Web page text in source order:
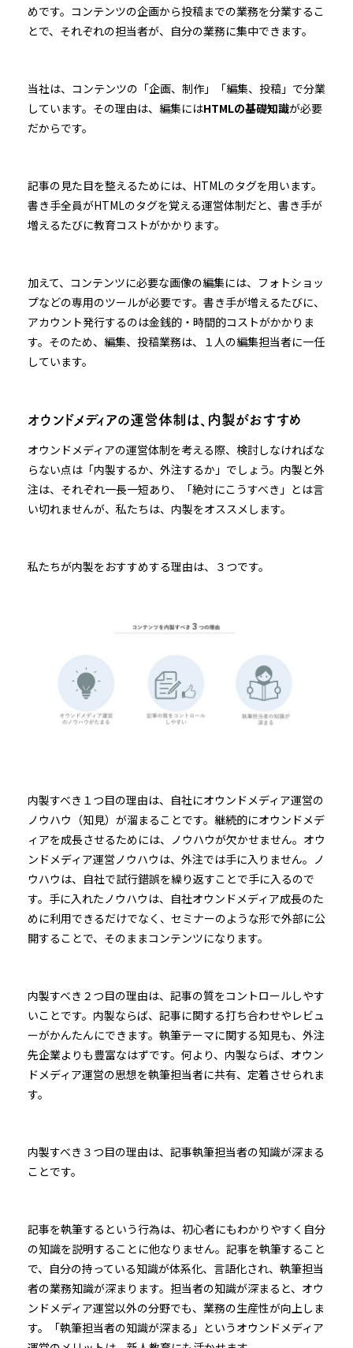
めです。コンテンツの企画から投稿までの業務を分業するこ
とで、それぞれの担当者が、自分の業務に集中できます。
当社は、コンテンツの「企画、制作」「編集、投稿」で分業
しています。その理由は、編集にはHTMLの基礎知識が必要
だからです。
記事の見た目を整えるためには、HTMLのタグを用います。
書き手全員がHTMLのタグを覚える運営体制だと、書き手が
増えるたびに教育コストがかかります。
加えて、コンテンツに必要な画像の編集には、フォトショッ
プなどの専用のツールが必要です。書き手が増えるたびに、
アカウント発行するのは金銭的・時間的コストがかかりま
す。そのため、編集、投稿業務は、１人の編集担当者に一任
しています。
オウンドメディアの運営体制は、内製がおすすめ
オウンドメディアの運営体制を考える際、検討しなければな
らない点は「内製するか、外注するか」でしょう。内製と外
注は、それぞれ一長一短あり、「絶対にこうすべき」とは言
い切れませんが、私たちは、内製をオススメします。
私たちが内製をおすすめする理由は、３つです。
内製すべき１つ目の理由は、自社にオウンドメディア運営の
ノウハウ（知見）が溜まることです。継続的にオウンドメデ
ィアを成長させるためには、ノウハウが欠かせません。オウ
ンドメディア運営ノウハウは、外注では手に入りません。ノ
ウハウは、自社で試行錯誤を繰り返すことで手に入るので
す。手に入れたノウハウは、自社オウンドメディア成長のた
めに利用できるだけでなく、セミナーのような形で外部に公
開することで、そのままコンテンツになります。
内製すべき２つ目の理由は、記事の質をコントロールしやす
いことです。内製ならば、記事に関する打ち合わせやレビュ
ーがかんたんにできます。執筆テーマに関する知見も、外注
先企業よりも豊富なはずです。何より、内製ならば、オウン
ドメディア運営の思想を執筆担当者に共有、定着させられま
す。
内製すべき３つ目の理由は、記事執筆担当者の知識が深まる
ことです。
記事を執筆するという行為は、初心者にもわかりやすく自分
の知識を説明することに他なりません。記事を執筆すること
で、自分の持っている知識が体系化、言語化され、執筆担当
者の業務知識が深まります。担当者の知識が深まると、オウ
ンドメディア運営以外の分野でも、業務の生産性が向上しま
す。「執筆担当者の知識が深まる」というオウンドメディア